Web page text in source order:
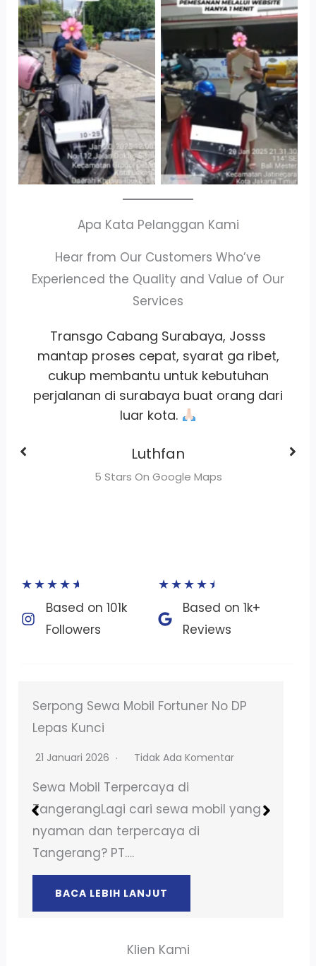
Antar Jemput
Kendaraan
Cityplaza
Jatinegara Gedung
Parkir P6A
Apa Kata Pelanggan Kami
Hear from Our Customers Who’ve
Experienced the Quality and Value of Our
Services
Unitnya Bagus dan Bersih. Atribut terawat
dengan baik. Petugasnya ramah dan
komunikatif. Rekomendasi untuk sewa
kendaraan baik mobil atau motor di
Jakarta.
Yudhi Riyanto
5 Stars On Google Maps
★★★★★
Based on 101k
Followers​
★★★★★
Based on 1k+
Reviews​
RENTAL MOBIL BISA LEPAS KUNCI DI BSD
TANGERANG
18 Desember 2024 Tidak Ada Komentar
Sewa Mobil di Jakarta UtaraButuh
kendaraan untuk menjelajahi Jakarta
Utara? Sewa mobil dari PT Marifah…
BACA LEBIH LANJUT
Klien Kami